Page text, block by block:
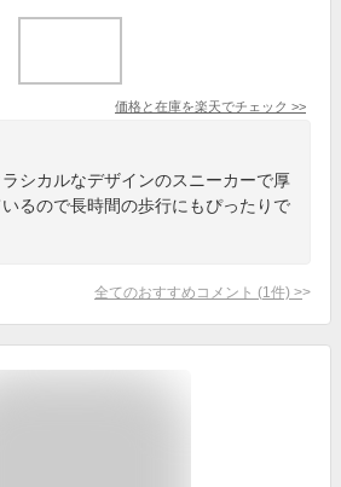
価格と在庫を楽天でチェック >>
シカルなデザインのスニーカーで厚
るので長時間の歩行にもぴったりで
全てのおすすめコメント (1 件) >